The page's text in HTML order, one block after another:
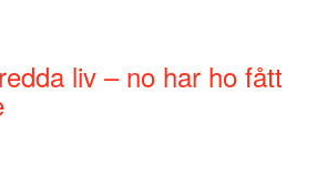
liv – no har ho fått